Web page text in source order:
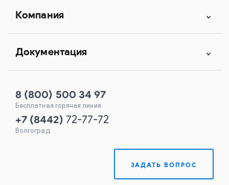
Компания
Документация
8 (800) 500 34 97
Бесплатная горячая линия
+7 (8442) 72-77-72
Волгоград
ЗАДАТЬ ВОПРОС